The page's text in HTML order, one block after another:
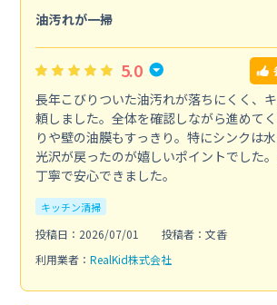
油汚れが一掃
5.0
長年こびりついた油汚れが落ちにくく、
頼しました。全体を確認しながら進めて
りや壁の油膜もすっきり。特にシンクは水
光沢が戻ったのが嬉しいポイントでした
丁寧で安心できました。
キッチン清掃
投稿日：2026/07/01
投稿者：文香
利用業者： RealKid株式会社